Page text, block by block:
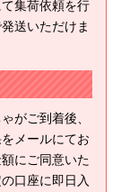
集荷依頼を行
送いただけま
がご到着後、
メールにてお
にご同意いた
口座に即日入